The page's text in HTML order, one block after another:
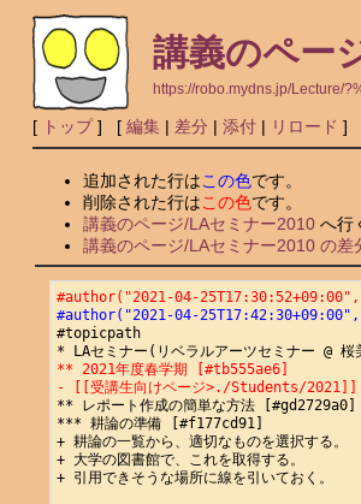
講義のペー
https://robo.mydns.jp/Lecture/
[ トップ] [ 編集| 差分 | 添付| リロード ]
追加された行はこの色です。
削除された行はこの色です。
講義のページ/LAセミナー2010へ行
講義のページ/LAセミナー2010 の差
#author("2021-04-
#author("2021-04-
#topicpath
** 2021年度春学期 [#tb555ae6]
- [[受講生向けページ>./Students/2021]]
** レポート作成の簡単な方法 [#gd2729a0]
*** 耕論の準備 [#f177cd91]
+ 耕論の一覧から、適切なものを選択する。
+ 大学の図書館で、これを取得する。
+ 引用できそうな場所に線を引いておく。